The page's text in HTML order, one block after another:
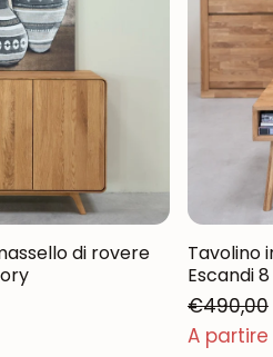
di rovere
Tavolino
Escandi
A
Prezzo di vendita
Prezzo normale
€490,00